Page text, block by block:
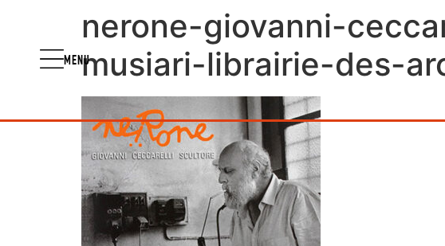
MENU
nerone-giovanni-
musiari-librairie-des-